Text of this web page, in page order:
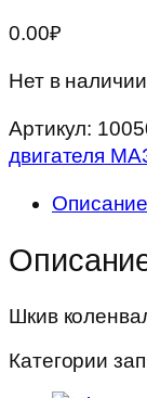
0.00₽
Нет в наличии
Артикул:
двигателя
Описание
Шкив
Категории